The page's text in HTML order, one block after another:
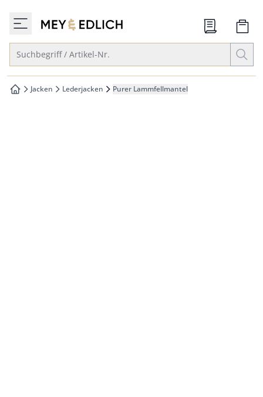
springen
springen
zur Startseite
Suchbegriff / Artikel-Nr.
zur Startseite
Jacken Lederjacken Purer Lammfellmantel